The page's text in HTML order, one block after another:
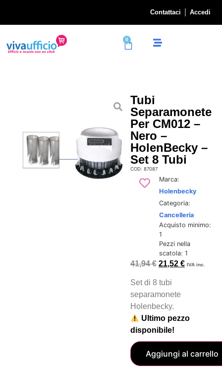
Contattaci Accedi
0
Tubi
Separamonete
Per CM012 –
Nero –
HolenBecky –
Set 8 Tubi
COD: 87087
Marca:
Holenbecky
Categoria:
Cancelleria
Acquisto minimo:
1
Pezzi nella
scatola: 1
41,94€ 21,52€ IVA inc.
Set di 8 tubi
separamonete
Holenbecky.
Ultimo pezzo
disponibile!
Aggiungi al carrello